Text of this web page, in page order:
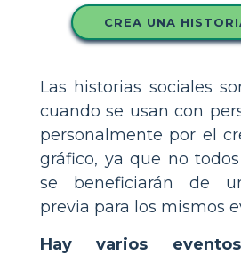
CREA UNA
Las historias sociales
cuando se usan con
personalmente por el
gráfico, ya que no
se beneficiarán de
previa para los mismos
Hay varios